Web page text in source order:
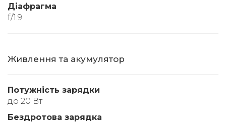
Діафрагма
f/1.9
Живлення та акумулятор
Потужність зарядки
до 20 Вт
Бездротова зарядка